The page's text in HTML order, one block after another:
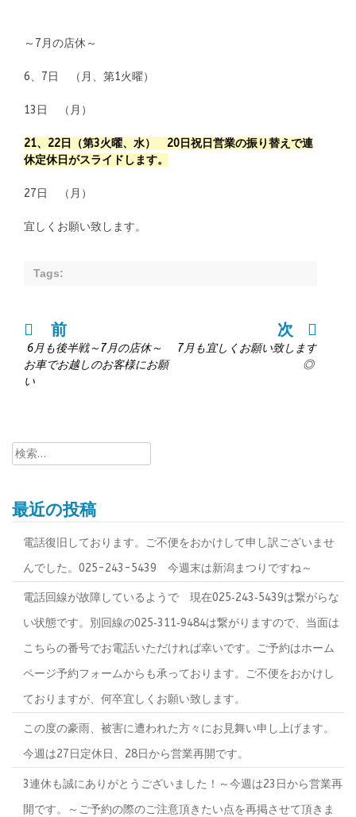
～7月の店休～
6、7日 （月、第1火曜）
13日 （月）
21、22日（第3火曜、水） 20日祝日営業の振り替えで連
休定休日がスライドします。
27日 （月）
宜しくお願い致します。
Tags:
投
稿
ビ
ゲ
ー
シ
ョ
ン
前
6月も後半戦～7月の店休～
お車でお越しのお客様にお願
い
次
7月も宜しくお願い致します
◎
検
索:
最近の投稿
電話復旧しております。ご不便をおかけして申し訳ございませ
んでした。025-243-5439 今週末は新潟まつりですね～
電話回線が故障しているようで 現在025‐243‐5439は繋がらな
い状態です。別回線の025‐311‐9484は繋がりますので、当面は
こちらの番号でお電話いただければ幸いです。ご予約はホーム
ページ予約フォームからも承っております。ご不便をおかけし
ておりますが、何卒宜しくお願い致します。
この度の豪雨、被害に遭われた方々にお見舞い申し上げます。
今週は27日定休日、28日から営業再開です。
3連休も誠にありがとうございました！～今週は23日から営業再
開です。～ご予約の際のご注意頂きたい点を再掲させて頂きま